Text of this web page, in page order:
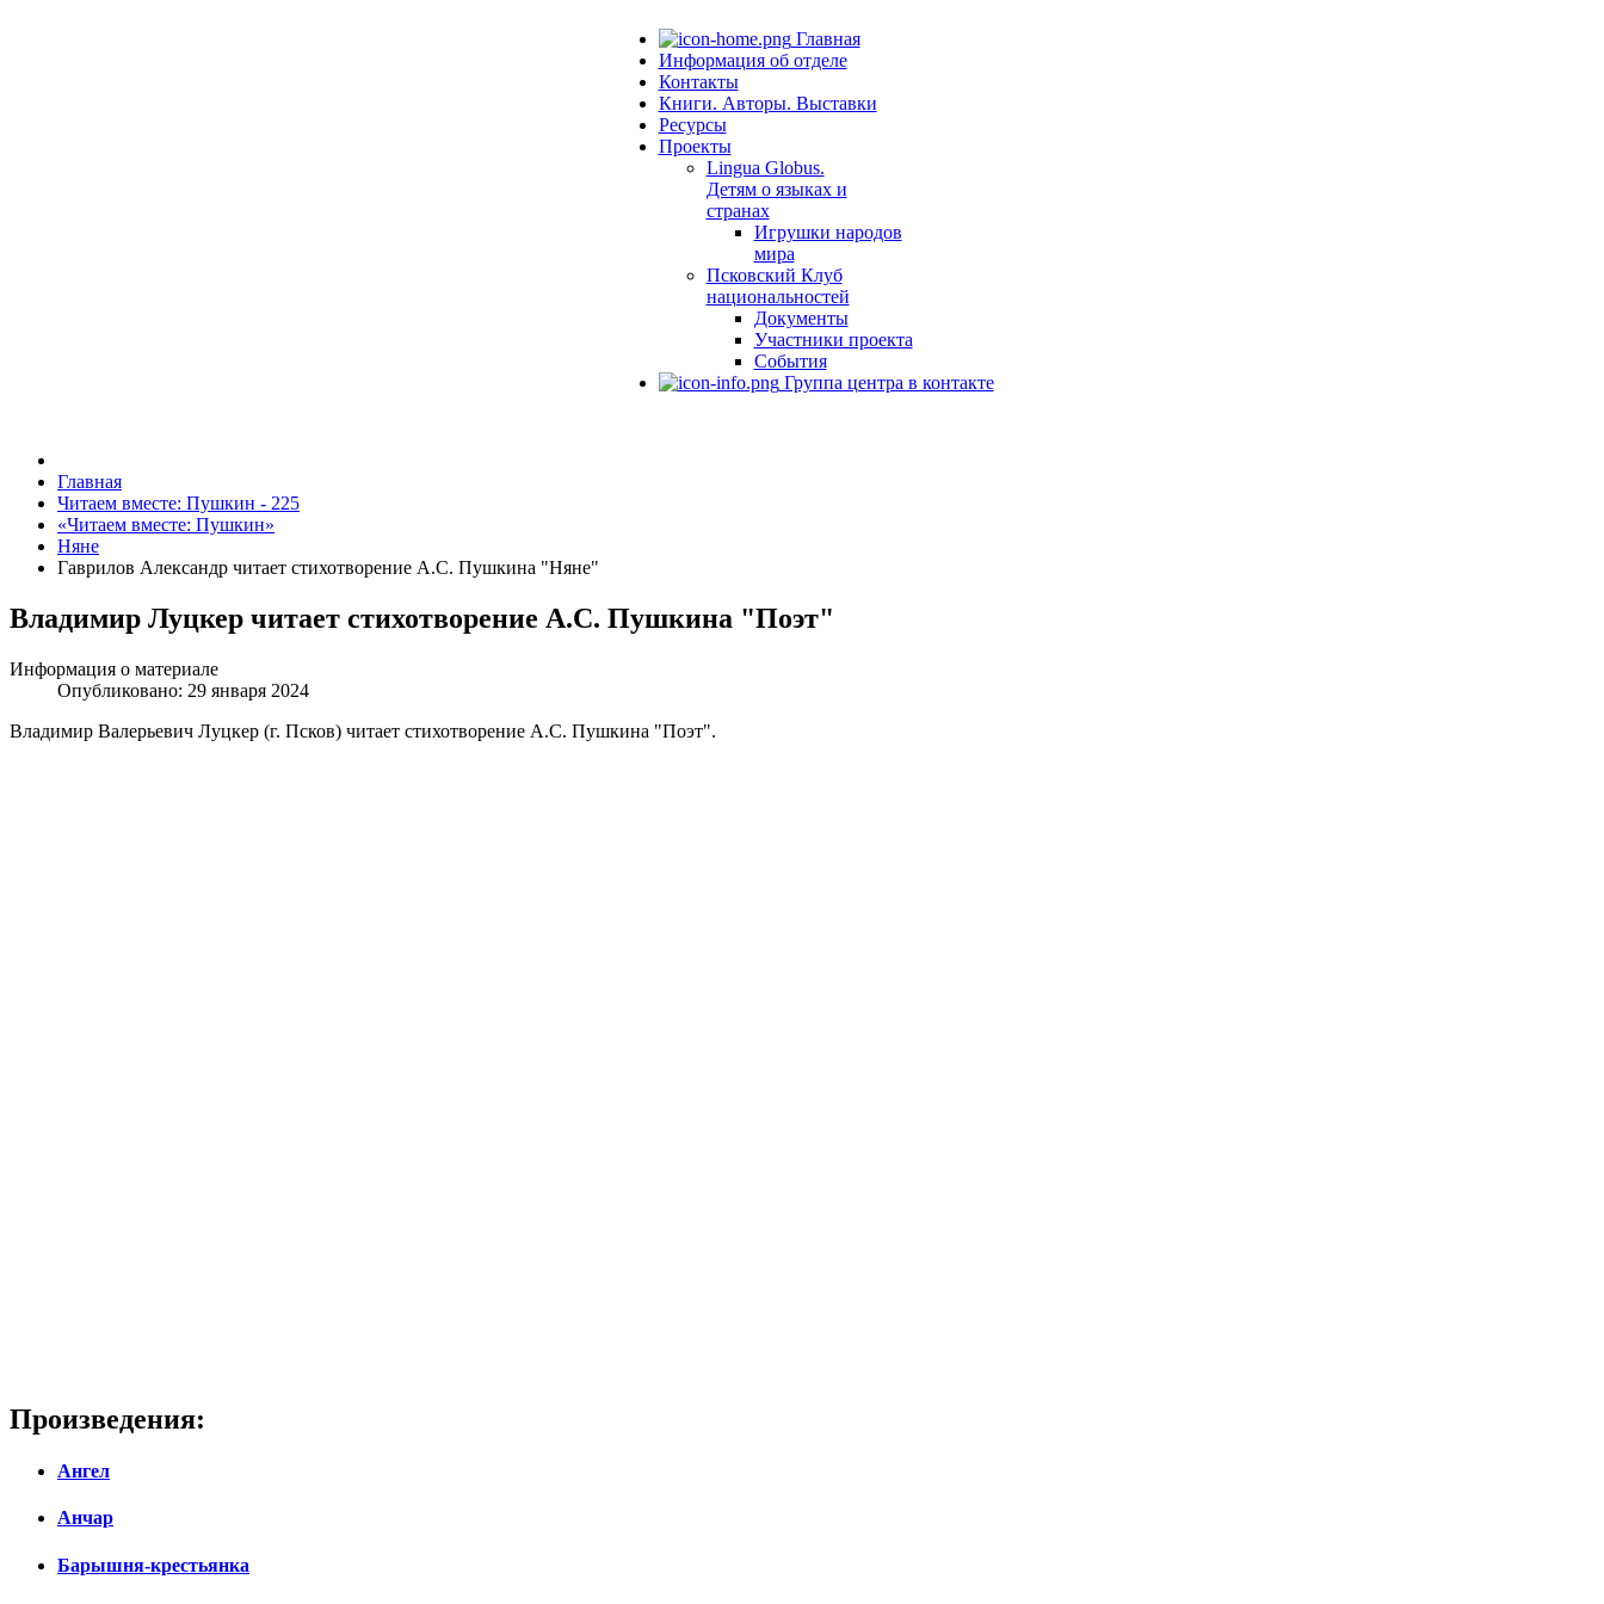
Главная
Информация об отделе
Контакты
Книги. Авторы. Выставки
Ресурсы
Проекты
Lingua Globus.
Детям о языках и
странах
Игрушки народов
мира
Псковский Клуб
национальностей
Документы
Участники проекта
События
Группа центра в контакте
Главная
Читаем вместе: Пушкин - 225
«Читаем вместе: Пушкин»
Няне
Гаврилов Александр читает стихотворение А.С. Пушкина "Няне"
Владимир Луцкер читает стихотворение А.С. Пушкина "Поэт"
Информация о материале
Опубликовано: 29 января 2024
Владимир Валерьевич Луцкер (г. Псков) читает стихотворение А.С. Пушкина "Поэт".
Произведения:
Ангел
Анчар
Барышня-крестьянка